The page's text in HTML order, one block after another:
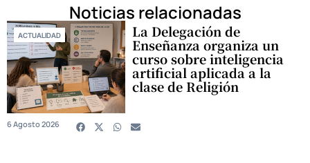
Noticias relacionadas
ACTUALIDAD La Delegación de
Enseñanza organiza un
curso sobre inteligencia
artificial aplicada a la
clase de Religión
6 Agosto 2026